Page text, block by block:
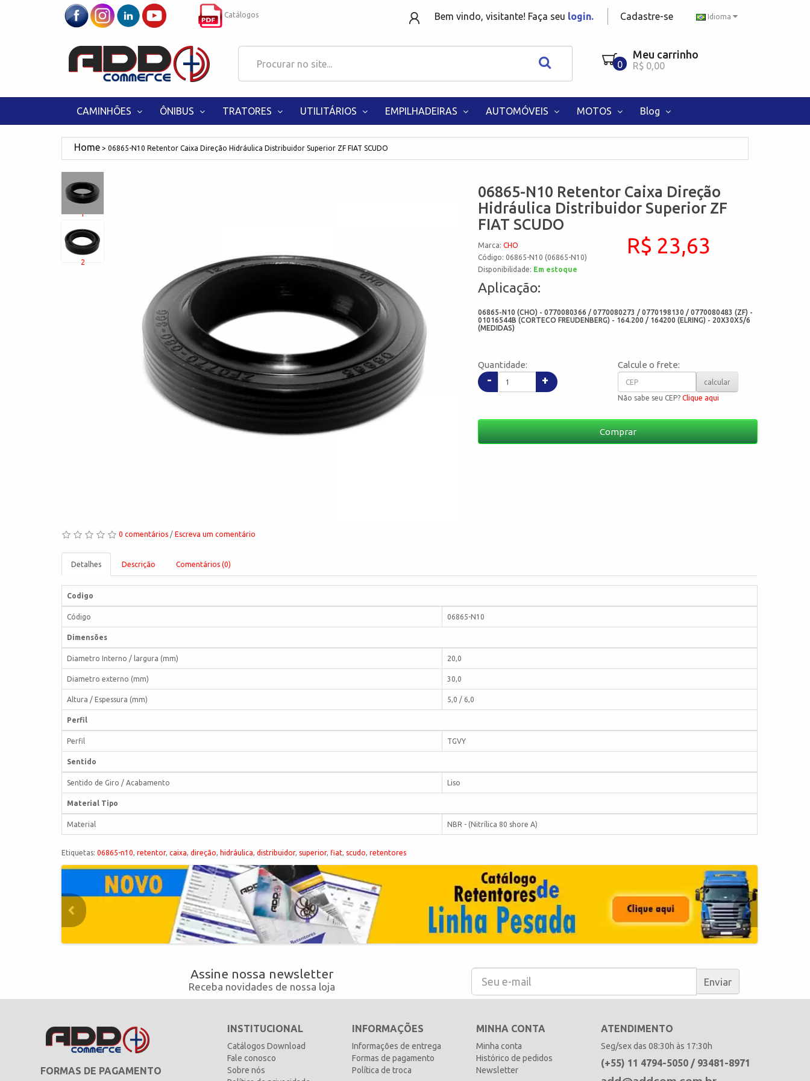
Idioma
Catálogos Bem vindo, visitante! Faça seu login. Cadastre-se
0
Meu carrinho
R$ 0,00
CAMINHÕES ÔNIBUS TRATORES UTILITÁRIOS EMPILHADEIRAS AUTOMÓVEIS MOTOS Blog
06865-N10 Retentor Caixa Direção Hidráulica Distribuidor Superior ZF FIAT SCUDO
1
2
0 comentários / Escreva um comentário
06865-N10 Retentor Caixa Direção
Hidráulica Distribuidor Superior ZF
FIAT SCUDO
Marca:CHO
Código: 06865-N10 (06865-N10)
Disponibilidade: Em estoque
R$ 23,63
Aplicação:
06865-N10 (CHO) - 0770080366 / 0770080273 / 0770198130 / 0770080483 (ZF) -
01016544B (CORTECO FREUDENBERG) - 164.200 / 164200 (ELRING) - 20X30X5/6
(MEDIDAS)
Quantidade:
- +
Calcule o frete:
calcular
Não sabe seu CEP?Clique aqui
Comprar
Detalhes Descrição Comentários (0)
Codigo
Código 06865-N10
Dimensões
Diametro Interno / largura (mm) 20,0
Diametro externo (mm) 30,0
Altura / Espessura (mm) 5,0 / 6,0
Perfil
Perfil TGVY
Sentido
Sentido de Giro / Acabamento Liso
Material Tipo
Material NBR - (Nitrílica 80 shore A)
Etiquetas: 06865-n10, retentor, caixa, direção, hidráulica, distribuidor, superior, fiat, scudo, retentores
Assine nossa newsletter
Receba novidades de nossa loja Enviar
FORMAS DE PAGAMENTO
INSTITUCIONAL
Catálogos Download
Fale conosco
Sobre nós
INFORMAÇÕES
Informações de entrega
Formas de pagamento
Política de troca
MINHA CONTA
Minha conta
Histórico de pedidos
Newsletter
ATENDIMENTO
Seg/sex das 08:30h às 17:30h
(+55) 11 4794-5050 / 93481-8971